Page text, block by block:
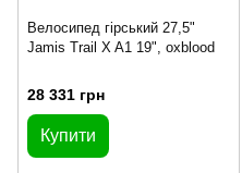
Велосипед гірський 27,5"
Jamis Trail X A1 19", oxblood
28 331 грн
Купити